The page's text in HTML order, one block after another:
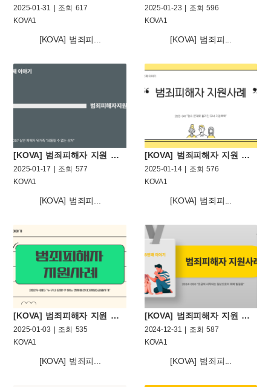
2025-01-31 | 조회 617
KOVA1
[KOVA] 범죄피...
2025-01-23 | 조회 596
KOVA1
[KOVA] 범죄피...
[KOVA] 범죄피해자 지원 사례 열한번째 이야기
2025-01-17 | 조회 577
KOVA1
[KOVA] 범죄피...
[KOVA] 범죄피해자 지원 사례 열번째 이야기
2025-01-14 | 조회 576
KOVA1
[KOVA] 범죄피...
[KOVA] 범죄피해자 지원 사례 아홉번째 이야기
2025-01-03 | 조회 535
KOVA1
[KOVA] 범죄피...
[KOVA] 범죄피해자 지원 사례 여덟번째 이야기
2024-12-31 | 조회 587
KOVA1
[KOVA] 범죄피...